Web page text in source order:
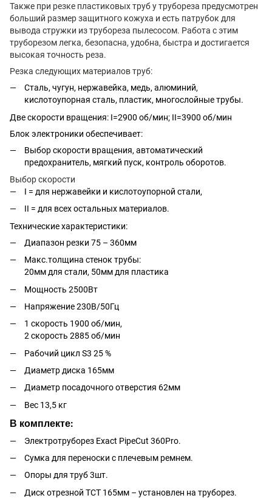
Также при резке пластиковых труб у трубореза предусмотрен
больший размер защитного кожуха и есть патрубок для
вывода стружки из трубореза пылесосом. Работа с этим
труборезом легка, безопасна, удобна, быстра и достигается
высокая точность реза.
Резка следующих материалов труб:
Сталь, чугун, нержавейка, медь, алюминий,
кислотоупорная сталь, пластик, многослойные трубы.
Две скорости вращения: I=2900 об/мин; II=3900 об/мин
Блок электроники обеспечивает:
Выбор скорости вращения, автоматический
предохранитель, мягкий пуск, контроль оборотов.
Выбор скорости
I = для нержавейки и кислотоупорной стали,
II = для всех остальных материалов.
Технические характеристики:
Диапазон резки 75 – 360мм
Макс.толщина стенок трубы:
20мм для стали, 50мм для пластика
Мощность 2500Вт
Напряжение 230В/50Гц
1 скорость 1900 об/мин,
2 скорость 2885 об/мин
Рабочий цикл S3 25 %
Диаметр диска 165мм
Диаметр посадочного отверстия 62мм
Вес 13,5 кг
В комплекте:
Электротруборез Exact PipeCut 360Pro.
Сумка для переноски с плечевым ремнем.
Опоры для труб 3шт.
Диск отрезной ТСТ 165мм – установлен на труборез.